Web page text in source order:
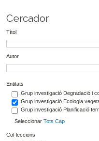
Cercador
Títol
Autor
Entitats
Grup investigació Degradació i
Grup investigació Ecologia
Grup investigació Planificació
Seleccionar Tots Cap
Col·leccions